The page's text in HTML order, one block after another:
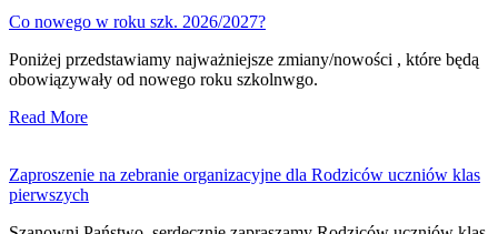
Co nowego w roku szk. 2026/2027?
Poniżej przedstawiamy najważniejsze zmiany/nowości , które będą
obowiązywały od nowego roku szkolnwgo.
Read More
Zaproszenie na zebranie organizacyjne dla Rodziców uczniów klas
pierwszych